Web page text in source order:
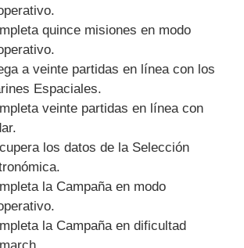
quince misiones en modo
a veinte partidas en línea con los
Espaciales.
veinte partidas en línea con
los datos de la Selección
la Campaña en modo
la Campaña en dificultad